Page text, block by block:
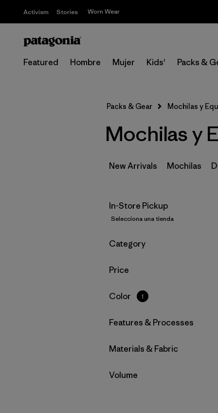
Activism Stories Worn Wear
Featured Hombre Mujer Kids' Packs &
Packs & Gear Mochilas y
Mochilas y
New Arrivals Mochilas
In-Store Pickup
Selecciona una tienda
Filtrar por
Category
Filtrar por
Price
Filtrar por
Color 1
Filtrar por
Features & Processes
Filtrar por
Materials & Fabric
Filtrar por
Volume